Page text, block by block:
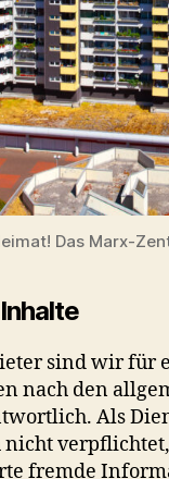
Das Marx-
sind wir für
nach den
Als
nicht
fremde